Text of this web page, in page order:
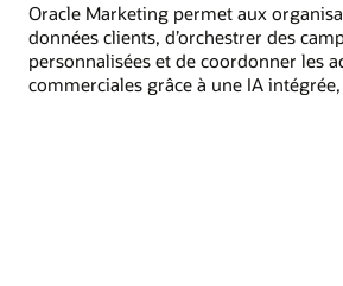
Oracle Marketing permet aux
données clients, d’orchestrer des
personnalisées et de coordonner les
commerciales grâce à une IA